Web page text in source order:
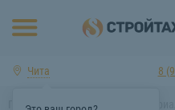
Чита 8
Главная Строительные